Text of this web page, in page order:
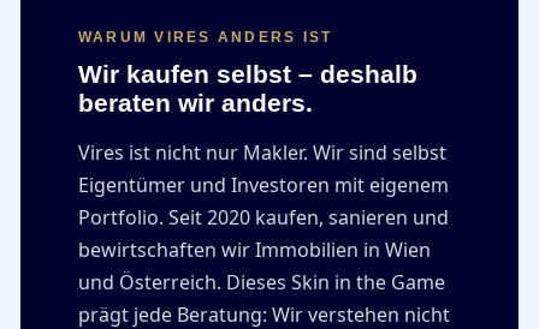
WARUM VIRES ANDERS IST
Wir kaufen selbst – deshalb
beraten wir anders.
Vires ist nicht nur Makler. Wir sind selbst
Eigentümer und Investoren mit eigenem
Portfolio. Seit 2020 kaufen, sanieren und
bewirtschaften wir Immobilien in Wien
und Österreich. Dieses Skin in the Game
prägt jede Beratung: Wir verstehen nicht